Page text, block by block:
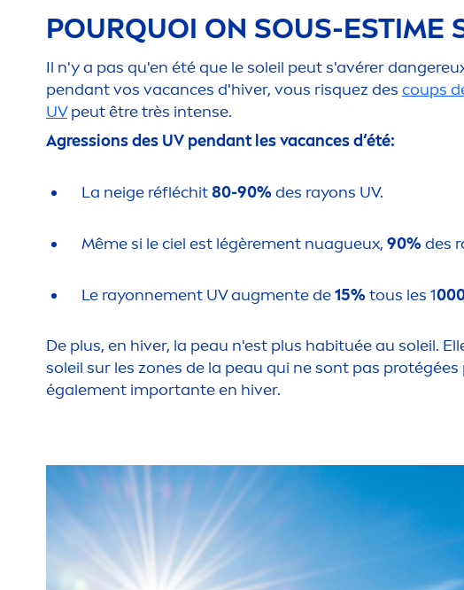
POURQUOI ON SOUS-ESTIME
Il n'y a pas qu'en été que le soleil peut s'avérer
pendant vos vacances d'hiver, vous risquez des coups
UVpeut être très intense.
Agressions des UV pendant les vacances d‘été:
La neige réfléchit80-90%des rayons UV.
Même si le ciel est légèrement nuagueux, 90%des
Le rayonnement UV augmente de15%tous les 1
De plus, en hiver, la peau n'est plus habituée au soleil.
soleil sur les zones de la peau qui ne sont pas
également importante en hiver.